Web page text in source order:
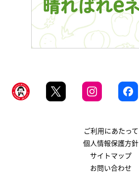
ご利用にあたって
個人情報保護方針
サイトマップ
お問い合わせ